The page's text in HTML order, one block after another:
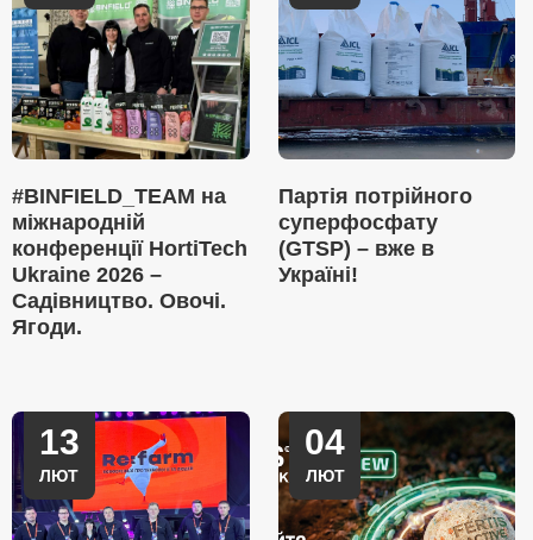
#BINFIELD_TEAM на
міжнародній
конференції HortiTech
Ukraine 2026 –
Садівництво. Овочі.
Ягоди.
Партія потрійного
суперфосфату
(GTSP) – вже в
Україні!
13
ЛЮТ
04
ЛЮТ